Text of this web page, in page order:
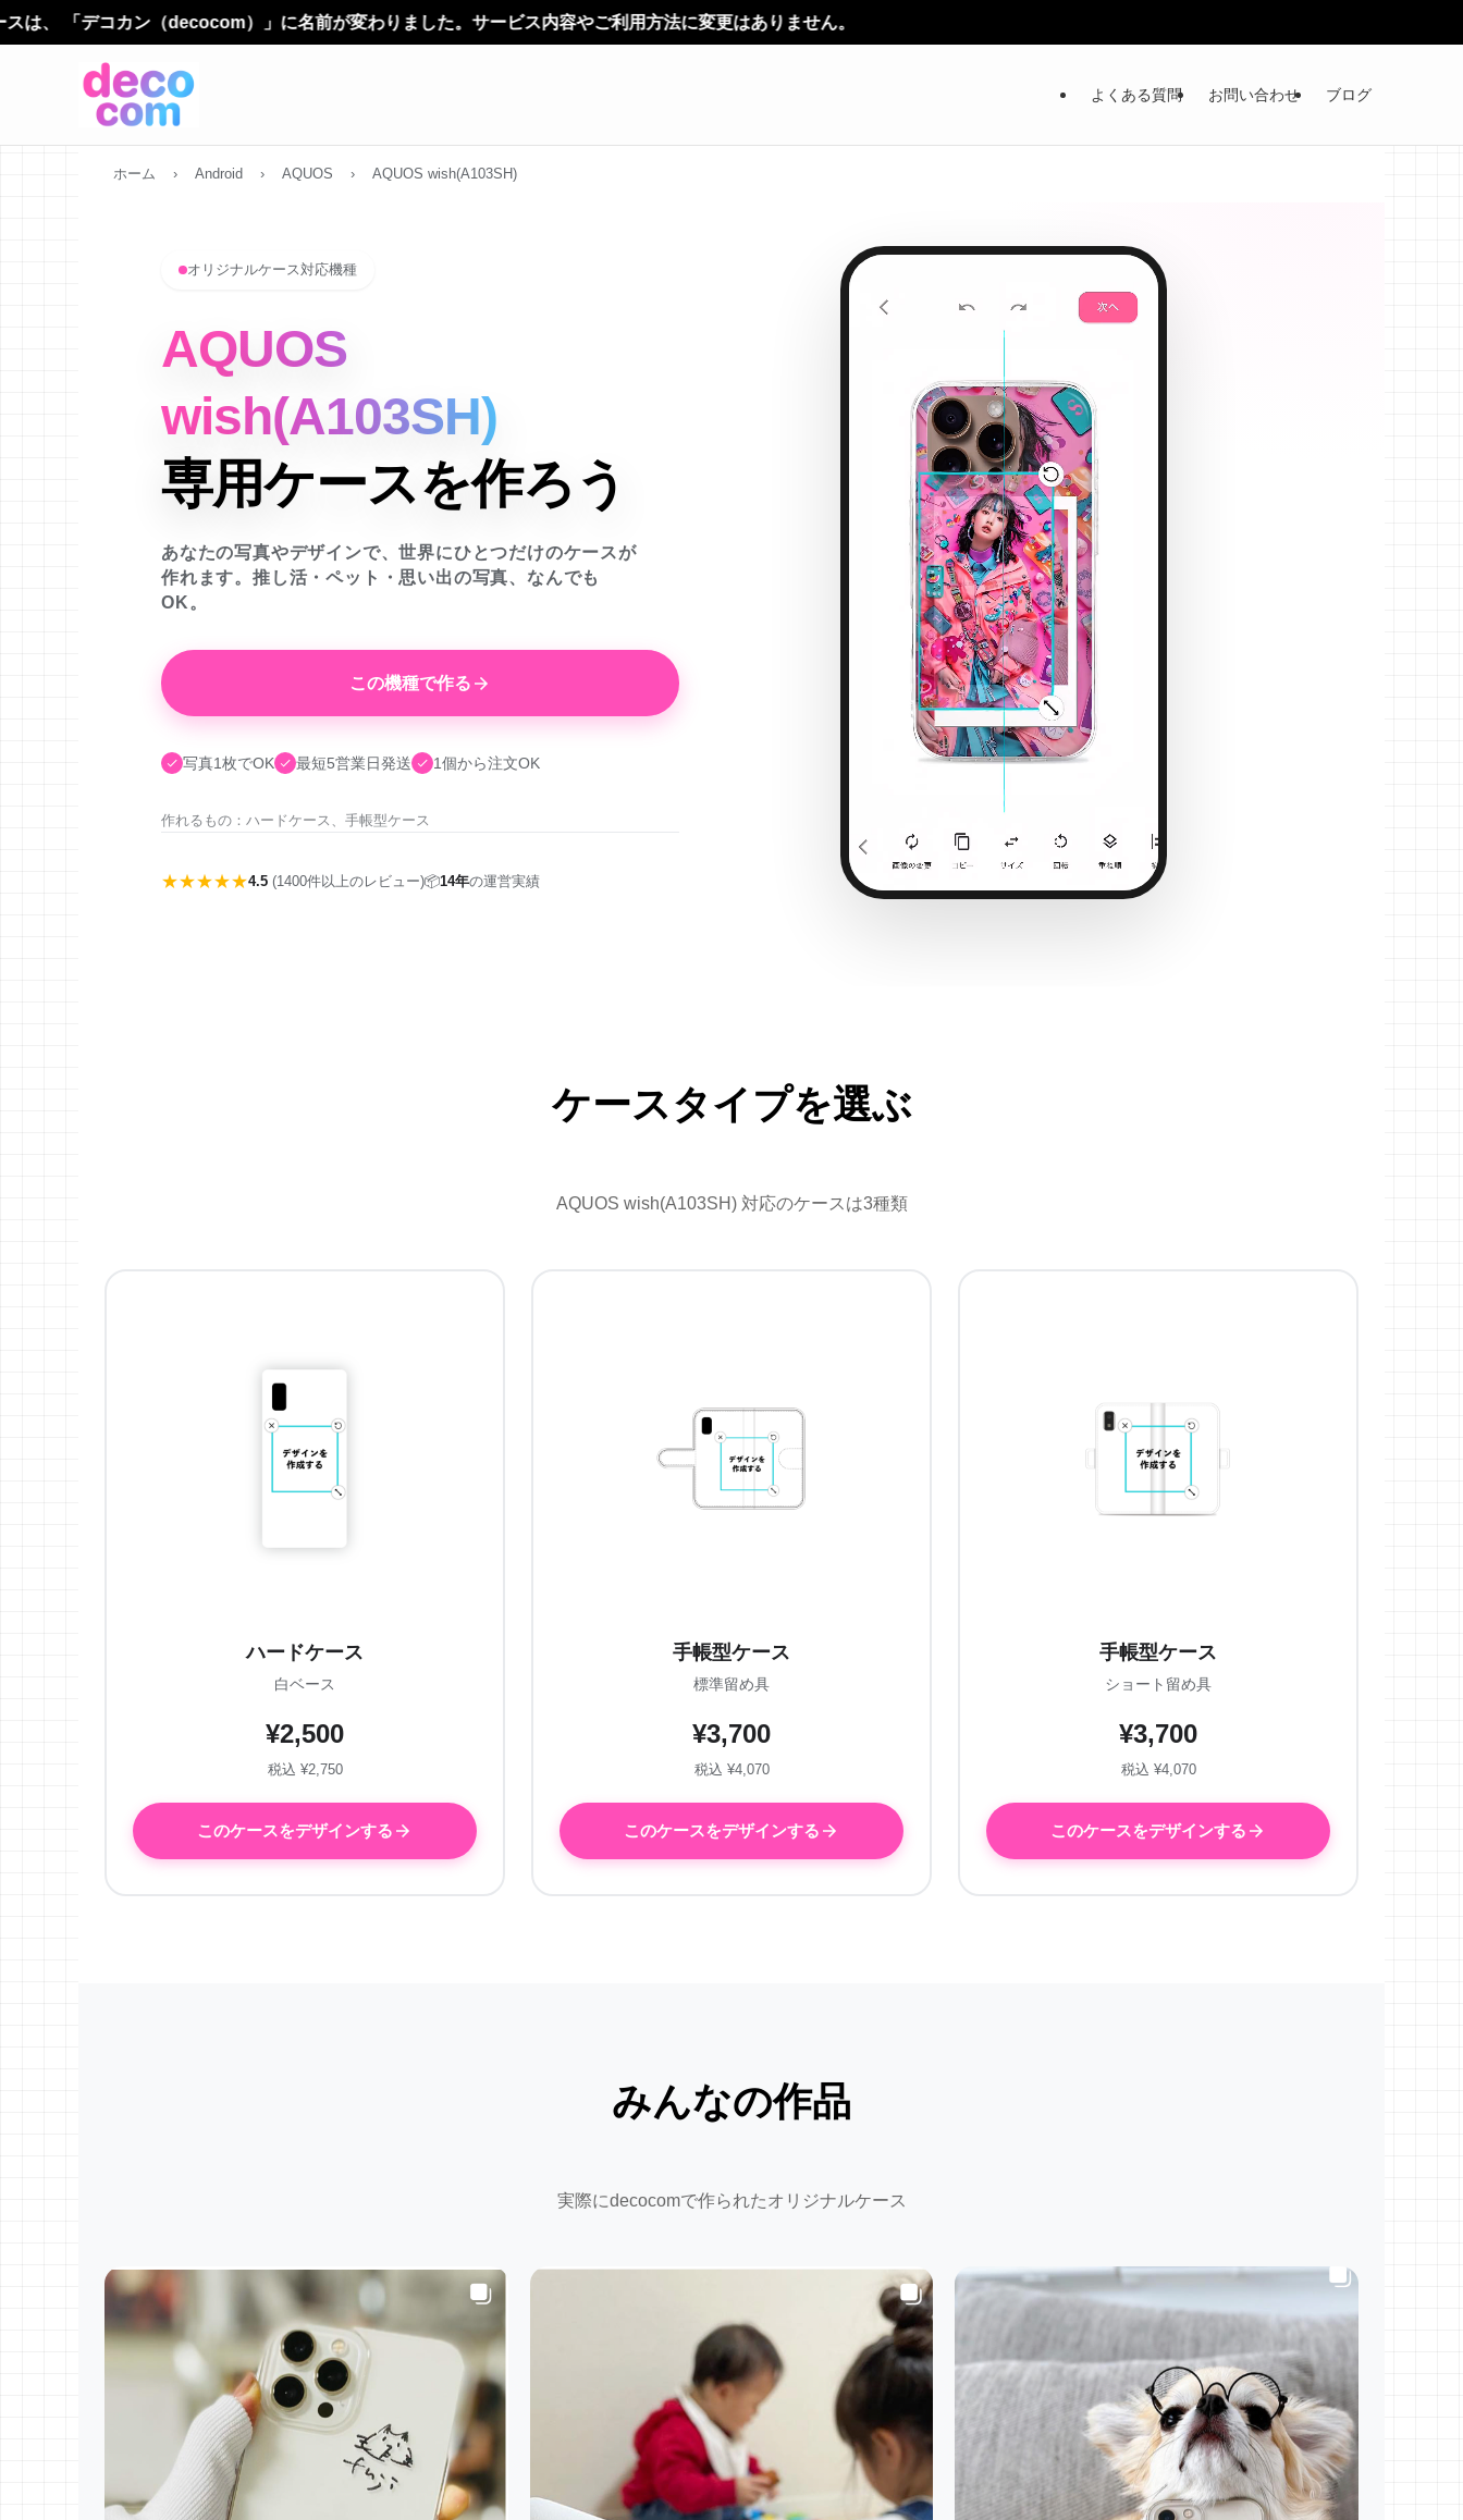
）」に名前が変わりました。サービス内容やご利用方法に変更はありません。
よくある質問 お問い合わせ ブログ
ホーム › Android › AQUOS › AQUOS wish(A103SH)
オリジナルケース対応機種
AQUOS
wish(A103SH)
専用ケースを作ろう
あなたの写真やデザインで、世界にひとつだけのケースが
作れます。推し活・ペット・思い出の写真、なんでも
OK。
この機種で作る
写真1枚でOK 最短5営業日発送 1個から注文OK
作れるもの：ハードケース、手帳型ケース
★★★★★4.5 (1400件以上のレビュー)📦14年の運営実績
ケースタイプを選ぶ
AQUOS wish(A103SH) 対応のケースは3種類
ハードケース
白ベース
¥2,500
税込 ¥2,750
このケースをデザインする
手帳型ケース
標準留め具
¥3,700
税込 ¥4,070
このケースをデザインする
手帳型ケース
ショート留め具
¥3,700
税込 ¥4,070
このケースをデザインする
みんなの作品
実際にdecocomで作られたオリジナルケース